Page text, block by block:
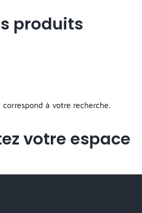
produits
à votre recherche.
votre espace